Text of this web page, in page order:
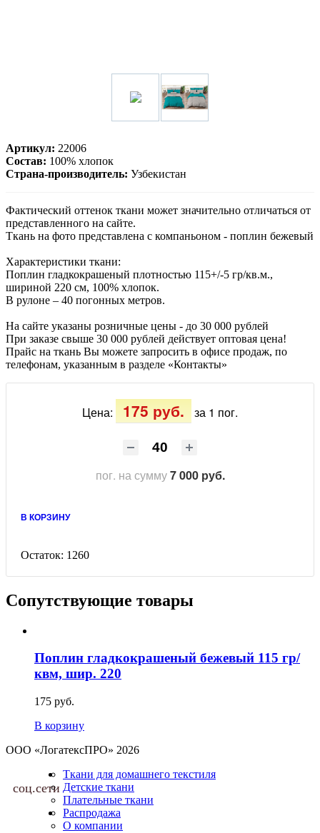
Артикул: 22006
Состав: 100% хлопок
Страна-производитель: Узбекистан
Фактический оттенок ткани может значительно отличаться от
представленного на сайте.
Ткань на фото представлена с компаньоном - поплин бежевый
Характеристики ткани:
Поплин гладкокрашеный плотностью 115+/-5 гр/кв.м.,
шириной 220 см, 100% хлопок.
В рулоне – 40 погонных метров.
На сайте указаны розничные цены - до 30 000 рублей
При заказе свыше 30 000 рублей действует оптовая цена!
Прайс на ткань Вы можете запросить в офисе продаж, по
телефонам, указанным в разделе «Контакты»
Цена: 175 руб. за 1 пог.
пог. на сумму7 000 руб.
В КОРЗИНУ
Остаток: 1260
Сопутствующие товары
Поплин гладкокрашеный бежевый 115 гр/
квм, шир. 220
175 руб.
В корзину
ООО «ЛогатексПРО» 2026
соц.сети
Ткани для домашнего текстиля
Детские ткани
Плательные ткани
Распродажа
О компании